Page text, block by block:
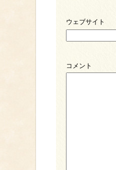
ウェブサイト
コメント